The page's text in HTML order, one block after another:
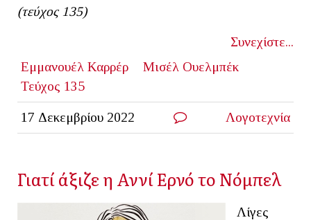
(τεύχος 135)
Συνεχίστε...
Εμμανουέλ Καρρέρ
Μισέλ Ουελμπέκ
Τεύχος 135
17 Δεκεμβρίου 2022 Λογοτεχνία
Γιατί άξιζε η Αννί Ερνό το Νόμπελ
Λίγες